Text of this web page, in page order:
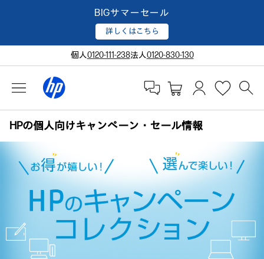
BIGサマーセール
詳しくはこちら
個人0120-111-238法人0120-830-130
HPの個人向けキャンペーン・セール情報